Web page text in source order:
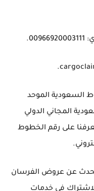
السعودية الموحد
المجاني الدولي
على رقم الخطوط
عن عروض الفرسان
في خدمات